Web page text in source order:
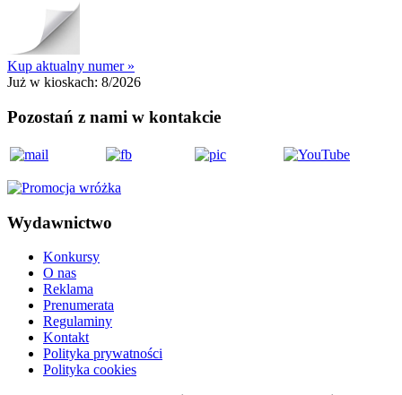
Kup aktualny numer »
Już w kioskach: 8/2026
Pozostań z nami w kontakcie
Wydawnictwo
Konkursy
O nas
Reklama
Prenumerata
Regulaminy
Kontakt
Polityka prywatności
Polityka cookies